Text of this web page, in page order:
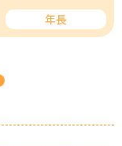
年長